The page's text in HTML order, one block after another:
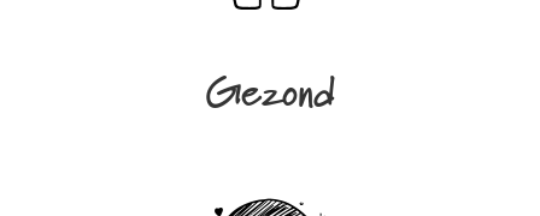
Gezond